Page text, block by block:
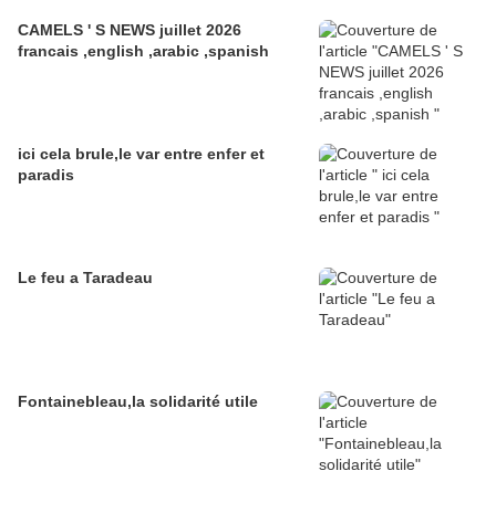
CAMELS ' S NEWS juillet 2026
francais ,english ,arabic ,spanish
ici cela brule,le var entre enfer et
paradis
Le feu a Taradeau
Fontainebleau,la solidarité utile